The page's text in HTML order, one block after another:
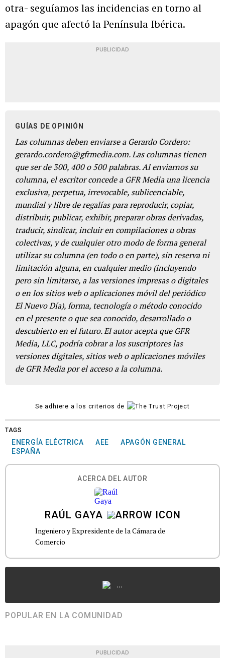
otra- seguíamos las incidencias en torno al
apagón que afectó la Península Ibérica.
PUBLICIDAD
GUÍAS DE OPINIÓN
Las columnas deben enviarse a Gerardo Cordero:
gerardo.cordero@gfrmedia.com. Las columnas tienen
que ser de 300, 400 o 500 palabras. Al enviarnos su
columna, el escritor concede a GFR Media una licencia
exclusiva, perpetua, irrevocable, sublicenciable,
mundial y libre de regalías para reproducir, copiar,
distribuir, publicar, exhibir, preparar obras derivadas,
traducir, sindicar, incluir en compilaciones u obras
colectivas, y de cualquier otro modo de forma general
utilizar su columna (en todo o en parte), sin reserva ni
limitación alguna, en cualquier medio (incluyendo
pero sin limitarse, a las versiones impresas o digitales
o en los sitios web o aplicaciones móvil del periódico
El Nuevo Día), forma, tecnología o método conocido
en el presente o que sea conocido, desarrollado o
descubierto en el futuro. El autor acepta que GFR
Media, LLC, podría cobrar a los suscriptores las
versiones digitales, sitios web o aplicaciones móviles
de GFR Media por el acceso a la columna.
Se adhiere a los criterios de
TAGS
ENERGÍA ELÉCTRICA AEE
APAGÓN GENERAL
ESPAÑA
ACERCA DEL AUTOR
RAÚL GAYA
Ingeniero y Expresidente de la Cámara de
Comercio
...
POPULAR EN LA COMUNIDAD
PUBLICIDAD